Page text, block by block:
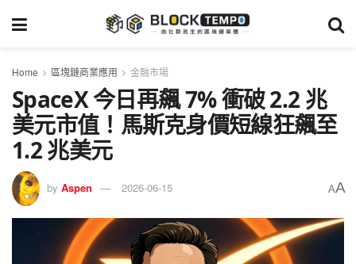
Home 區塊鏈商業應用 金融市場
SpaceX 今日再飆 7% 衝破 2.2 兆
美元市值！馬斯克身價短線狂飆至
1.2 兆美元
by Aspen 2026-06-15 AA